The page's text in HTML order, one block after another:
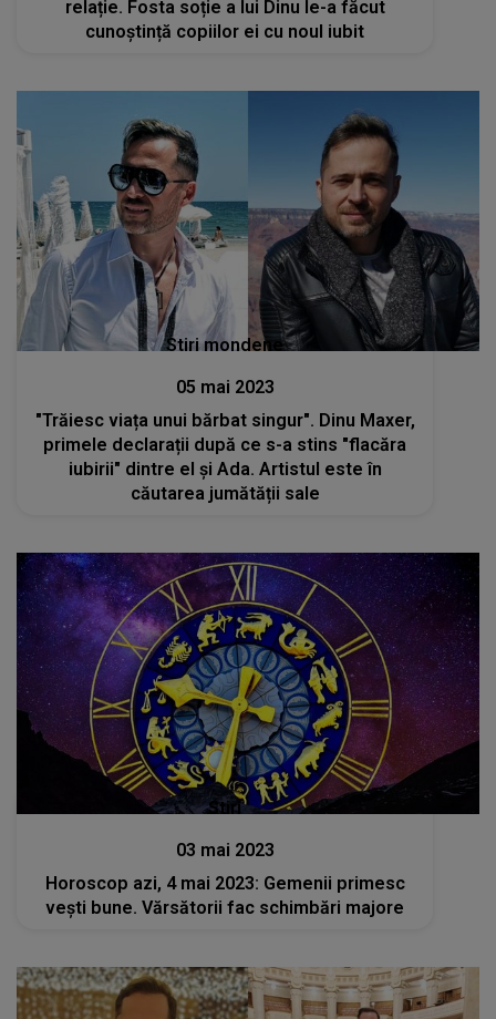
relație. Fosta soție a lui Dinu le-a făcut
cunoștință copiilor ei cu noul iubit
Stiri mondene
05 mai 2023
"Trăiesc viața unui bărbat singur". Dinu Maxer,
primele declarații după ce s-a stins "flacăra
iubirii" dintre el și Ada. Artistul este în
căutarea jumătății sale
Stiri
03 mai 2023
Horoscop azi, 4 mai 2023: Gemenii primesc
vești bune. Vărsătorii fac schimbări majore